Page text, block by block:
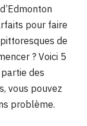
pour faire
de
? Voici 5
des
vous pouvez
problème.